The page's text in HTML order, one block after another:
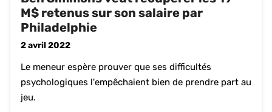
M$ retenus sur son salaire par
Philadelphie
2 avril 2022
Le meneur espère prouver que ses difficultés
psychologiques l'empêchaient bien de prendre part au
jeu.